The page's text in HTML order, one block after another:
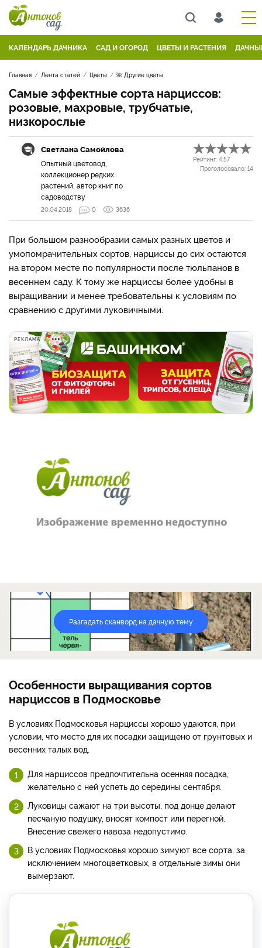
КАЛЕНДАРЬ ДАЧНИКА САД И ОГОРОД ЦВЕТЫ И РАСТЕНИЯ
Главная Лента статей Цветы 🌺 Другие цветы
Самые эффектные сорта нарциссов:
розовые, махровые, трубчатые,
низкорослые
Светлана Самойлова
Опытный цветовод,
коллекционер редких
растений, автор книг по
садоводству
Рейтинг: 4.57
Проголосовало: 14
20.04.2018 0 3636
При большом разнообразии самых разных цветов и
умопомрачительных сортов, нарциссы до сих остаются
на втором месте по популярности после тюльпанов в
весеннем саду. К тому же нарциссы более удобны в
выращивании и менее требовательны к условиям по
сравнению с другими луковичными.
РЕКЛАМА
Разгадать сканворд на дачную тему
Особенности выращивания сортов
нарциссов в Подмосковье
В условиях Подмосковья нарциссы хорошо удаются, при
условии, что место для их посадки защищено от грунтовых и
весенних талых вод.
Для нарциссов предпочтительна осенняя посадка,
желательно с ней успеть до середины сентября.
Луковицы сажают на три высоты, под донце делают
песчаную подушку, вносят компост или перегной.
Внесение свежего навоза недопустимо.
В условиях Подмосковья хорошо зимуют все сорта, за
исключением многоцветковых, в отдельные зимы они
вымерзают.